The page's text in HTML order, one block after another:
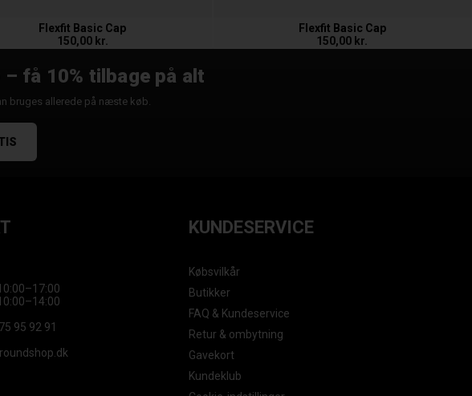
Flexfit Basic Cap
150,00 kr.
Flexfit Basic Cap
150,00 kr.
– få 10% tilbage på alt
bruges allerede på næste køb.
95 92 91
KUNDESERVICE
Købsvilkår
Butikker
FAQ & Kundeservice
Retur & ombytning
Gavekort
Kundeklub